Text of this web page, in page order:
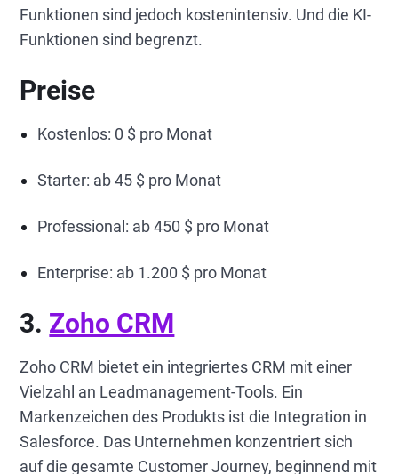
Funktionen sind jedoch kostenintensiv. Und die KI-
Funktionen sind begrenzt.
Preise
Kostenlos: 0 $ pro Monat
Starter: ab 45 $ pro Monat
Professional: ab 450 $ pro Monat
Enterprise: ab 1.200 $ pro Monat
3. Zoho CRM
Zoho CRM bietet ein integriertes CRM mit einer
Vielzahl an Leadmanagement-Tools. Ein
Markenzeichen des Produkts ist die Integration in
Salesforce. Das Unternehmen konzentriert sich
auf die gesamte Customer Journey, beginnend mit